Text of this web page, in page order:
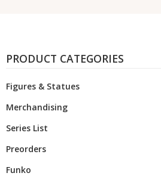
PRODUCT CATEGORIES
Figures & Statues
Merchandising
Series List
Preorders
Funko